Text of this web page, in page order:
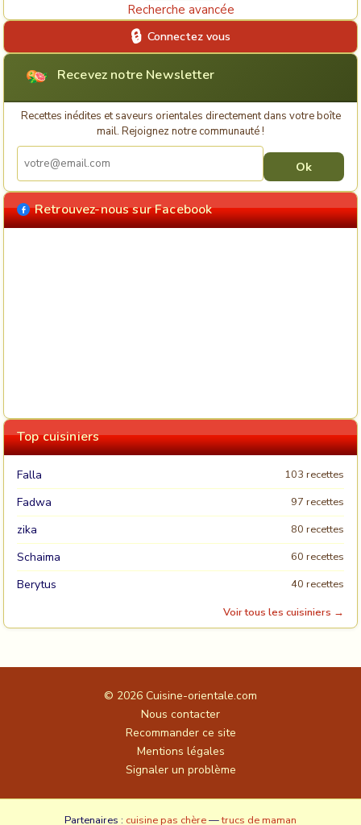
Recherche avancée
Connectez vous
Recevez notre Newsletter
Recettes inédites et saveurs orientales directement dans votre boîte
mail. Rejoignez notre communauté !
Retrouvez-nous sur Facebook
Top cuisiniers
Falla 103 recettes
Fadwa 97 recettes
zika 80 recettes
Schaima 60 recettes
Berytus
40 recettes
Voir tous les cuisiniers →
© 2026 Cuisine-orientale.com
Nous contacter
Recommander ce site
Mentions légales
Signaler un problème
Partenaires : cuisine pas chère—trucs de maman